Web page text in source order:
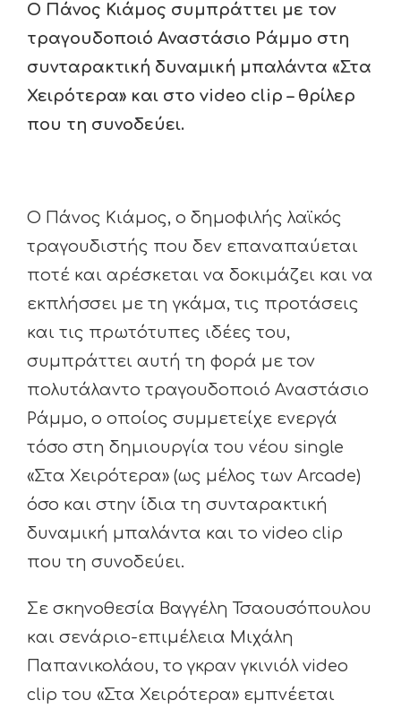
Ο Πάνος Κιάμος συμπράττει με τον
τραγουδοποιό Αναστάσιο Ράμμο στη
συνταρακτική δυναμική μπαλάντα «Στα
Χειρότερα» και στο video clip– θρίλερ
που τη συνοδεύει.
Ο Πάνος Κιάμος, ο δημοφιλής λαϊκός
τραγουδιστής που δεν επαναπαύεται
ποτέ και αρέσκεται να δοκιμάζει και να
εκπλήσσει με τη γκάμα, τις προτάσεις
και τις πρωτότυπες ιδέες του,
συμπράττει αυτή τη φορά με τον
πολυτάλαντο τραγουδοποιό Αναστάσιο
Ράμμο, ο οποίος συμμετείχε ενεργά
τόσο στη δημιουργία του νέου single
«Στα Χειρότερα» (ως μέλος των Arcade)
όσο και στην ίδια τη συνταρακτική
δυναμική μπαλάντα και το video clip
που τη συνοδεύει.
Σε σκηνοθεσία Βαγγέλη Τσαουσόπουλου
και σενάριο-επιμέλεια Μιχάλη
Παπανικολάου, το γκραν γκινιόλ video
clip του «Στα Χειρότερα» εμπνέεται